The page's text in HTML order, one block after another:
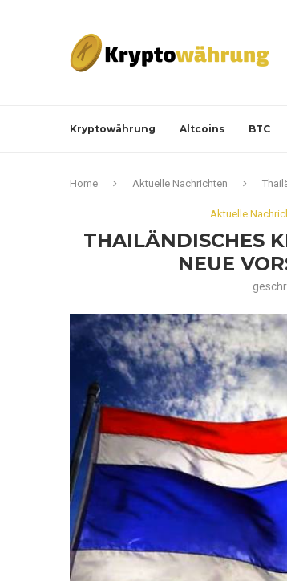
Kryptowährung Altcoins BTC
Home Aktuelle Nachrichten
Aktuelle
THAILÄNDISCHES
NEUE